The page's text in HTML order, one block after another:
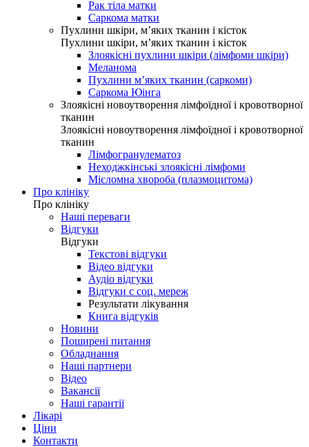
Рак тіла матки
Саркома матки
Пухлини шкіри, м’яких тканин і кісток
Пухлини шкіри, м’яких тканин і кісток
Злоякісні пухлини шкіри (лімфоми шкіри)
Меланома
Пухлини м’яких тканин (саркоми)
Саркома Юінга
Злоякісні новоутворення лімфоїдної і кровотворної
тканин
Злоякісні новоутворення лімфоїдної і кровотворної
тканин
Лімфогранулематоз
Неходжкінські злоякісні лімфоми
Мієломна хвороба (плазмоцитома)
Про клініку
Про клініку
Наші переваги
Відгуки
Відгуки
Текстові відгуки
Відео відгуки
Аудіо відгуки
Відгуки с соц. мереж
Результати лікування
Книга відгуків
Новини
Поширені питання
Обладнання
Наші партнери
Відео
Вакансії
Наші гарантії
Лікарі
Ціни
Контакти